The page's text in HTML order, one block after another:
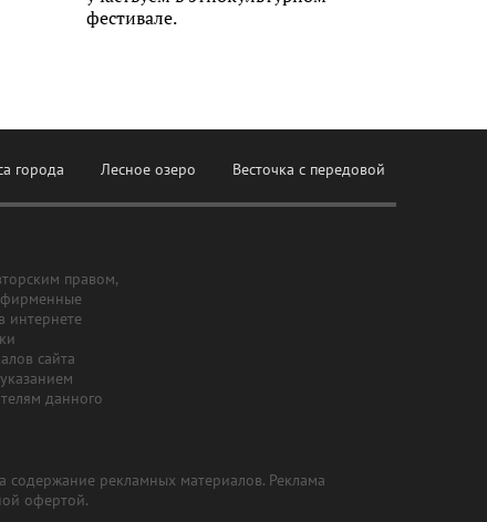
фестивале.
города Лесное озеро Весточка с передовой
правом,
фирменные
интернете
сайта
данного
содержание рекламных материалов. Реклама
офертой.